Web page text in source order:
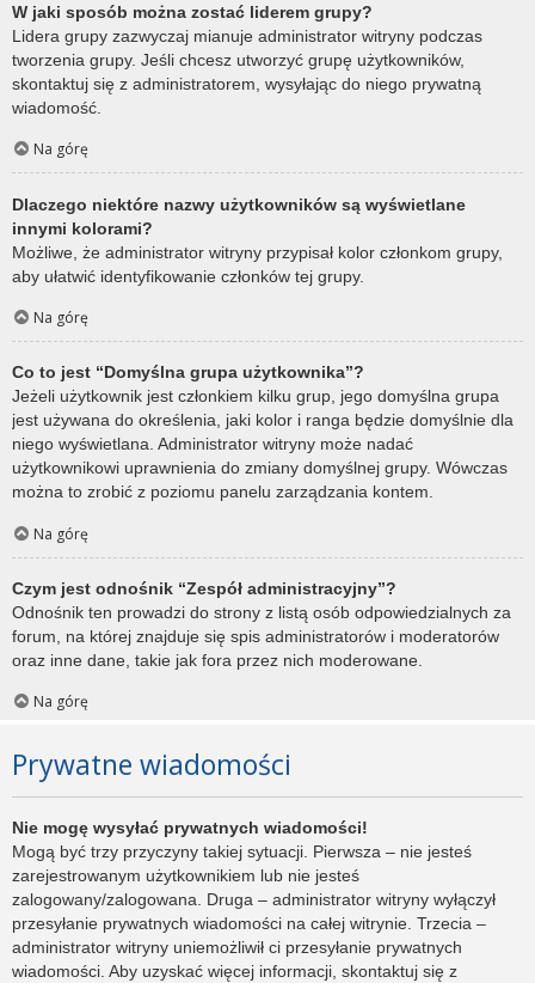
W jaki sposób można zostać liderem grupy?
Lidera grupy zazwyczaj mianuje administrator witryny podczas
tworzenia grupy. Jeśli chcesz utworzyć grupę użytkowników,
skontaktuj się z administratorem, wysyłając do niego prywatną
wiadomość.
Na górę
Dlaczego niektóre nazwy użytkowników są wyświetlane
innymi kolorami?
Możliwe, że administrator witryny przypisał kolor członkom grupy,
aby ułatwić identyfikowanie członków tej grupy.
Na górę
Co to jest “Domyślna grupa użytkownika”?
Jeżeli użytkownik jest członkiem kilku grup, jego domyślna grupa
jest używana do określenia, jaki kolor i ranga będzie domyślnie dla
niego wyświetlana. Administrator witryny może nadać
użytkownikowi uprawnienia do zmiany domyślnej grupy. Wówczas
można to zrobić z poziomu panelu zarządzania kontem.
Na górę
Czym jest odnośnik “Zespół administracyjny”?
Odnośnik ten prowadzi do strony z listą osób odpowiedzialnych za
forum, na której znajduje się spis administratorów i moderatorów
oraz inne dane, takie jak fora przez nich moderowane.
Na górę
Prywatne wiadomości
Nie mogę wysyłać prywatnych wiadomości!
Mogą być trzy przyczyny takiej sytuacji. Pierwsza – nie jesteś
zarejestrowanym użytkownikiem lub nie jesteś
zalogowany/zalogowana. Druga – administrator witryny wyłączył
przesyłanie prywatnych wiadomości na całej witrynie. Trzecia –
administrator witryny uniemożliwił ci przesyłanie prywatnych
wiadomości. Aby uzyskać więcej informacji, skontaktuj się z